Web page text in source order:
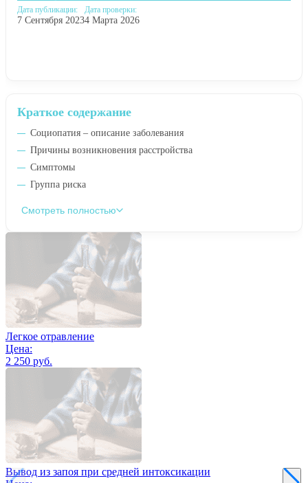
Краткое содержание
Социопатия – описание заболевания
Причины возникновения расстройства
Симптомы
Группа риска
Смотреть полностью
Дата публикации:
7 Сентября 2023
Дата проверки:
4 Марта 2026
Легкое отравление
Цена:
2 250 руб.
Вывод из запоя при средней интоксикации